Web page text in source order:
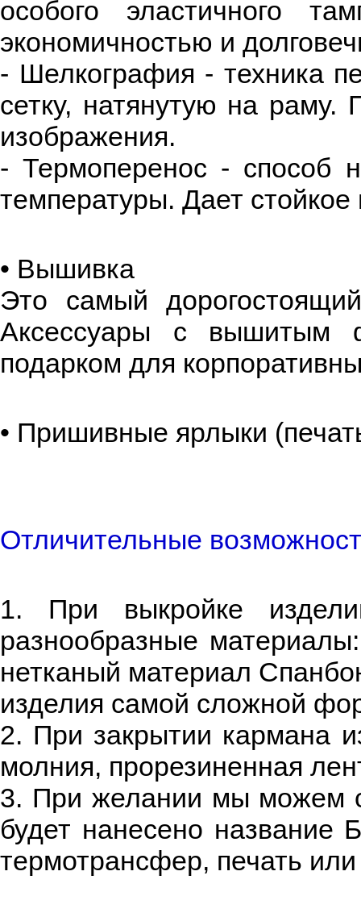
особого эластичного
экономичностью и
- Шелкография - техника
сетку, натянутую на раму.
изображения.
- Термоперенос - способ
температуры. Дает
• Вышивка
Это самый
Аксессуары с вышитым
подарком для
• Пришивные ярлыки
Отличительные
1. При выкройке
разнообразные
нетканый материал
изделия самой сложной
2. При закрытии кармана
молния, прорезиненная
3. При желании мы можем
будет нанесено название
термотрансфер, печать